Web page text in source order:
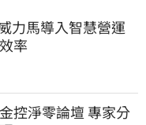
力馬導入智慧營運
率
控淨零論壇 專家分